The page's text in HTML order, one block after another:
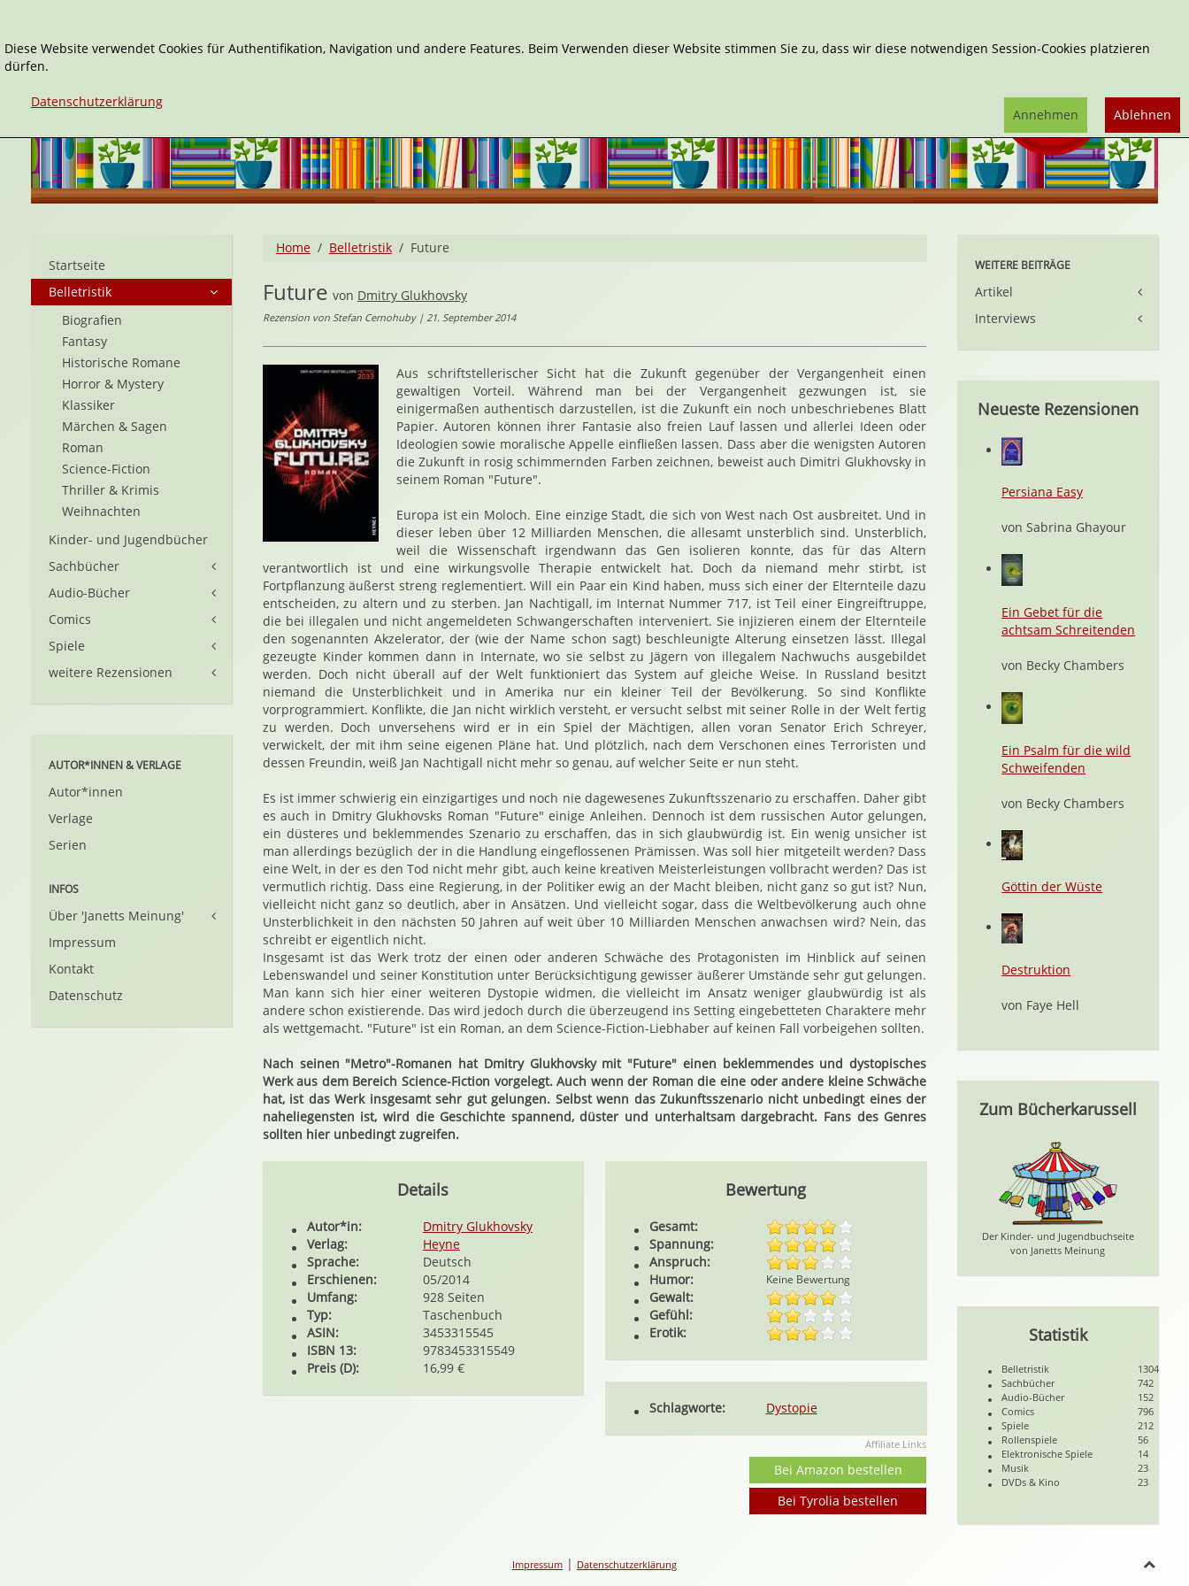
Home Belletristik Future
Future von Dmitry Glukhovsky
Rezension von Stefan Cernohuby | 21. September 2014
Aus schriftstellerischer Sicht hat die Zukunft gegenüber der Vergangenheit einen
gewaltigen Vorteil. Während man bei der Vergangenheit gezwungen ist, sie
einigermaßen authentisch darzustellen, ist die Zukunft ein noch unbeschriebenes Blatt
Papier. Autoren können ihrer Fantasie also freien Lauf lassen und allerlei Ideen oder
Ideologien sowie moralische Appelle einfließen lassen. Dass aber die wenigsten Autoren
die Zukunft in rosig schimmernden Farben zeichnen, beweist auch Dimitri Glukhovsky in
seinem Roman "Future".
Europa ist ein Moloch. Eine einzige Stadt, die sich von West nach Ost ausbreitet. Und in
dieser leben über 12 Milliarden Menschen, die allesamt unsterblich sind. Unsterblich,
weil die Wissenschaft irgendwann das Gen isolieren konnte, das für das Altern
verantwortlich ist und eine wirkungsvolle Therapie entwickelt hat. Doch da niemand mehr stirbt, ist
Fortpflanzung äußerst streng reglementiert. Will ein Paar ein Kind haben, muss sich einer der Elternteile dazu
entscheiden, zu altern und zu sterben. Jan Nachtigall, im Internat Nummer 717, ist Teil einer Eingreiftruppe,
die bei illegalen und nicht angemeldeten Schwangerschaften interveniert. Sie injizieren einem der Elternteile
den sogenannten Akzelerator, der (wie der Name schon sagt) beschleunigte Alterung einsetzen lässt. Illegal
gezeugte Kinder kommen dann in Internate, wo sie selbst zu Jägern von illegalem Nachwuchs ausgebildet
werden. Doch nicht überall auf der Welt funktioniert das System auf gleiche Weise. In Russland besitzt
niemand die Unsterblichkeit und in Amerika nur ein kleiner Teil der Bevölkerung. So sind Konflikte
vorprogrammiert. Konflikte, die Jan nicht wirklich versteht, er versucht selbst mit seiner Rolle in der Welt fertig
zu werden. Doch unversehens wird er in ein Spiel der Mächtigen, allen voran Senator Erich Schreyer,
verwickelt, der mit ihm seine eigenen Pläne hat. Und plötzlich, nach dem Verschonen eines Terroristen und
dessen Freundin, weiß Jan Nachtigall nicht mehr so genau, auf welcher Seite er nun steht.
Es ist immer schwierig ein einzigartiges und noch nie dagewesenes Zukunftsszenario zu erschaffen. Daher gibt
es auch in Dmitry Glukhovsks Roman "Future" einige Anleihen. Dennoch ist dem russischen Autor gelungen,
ein düsteres und beklemmendes Szenario zu erschaffen, das in sich glaubwürdig ist. Ein wenig unsicher ist
man allerdings bezüglich der in die Handlung eingeflossenen Prämissen. Was soll hier mitgeteilt werden? Dass
eine Welt, in der es den Tod nicht mehr gibt, auch keine kreativen Meisterleistungen vollbracht werden? Das ist
vermutlich richtig. Dass eine Regierung, in der Politiker ewig an der Macht bleiben, nicht ganz so gut ist? Nun,
vielleicht nicht ganz so deutlich, aber in Ansätzen. Und vielleicht sogar, dass die Weltbevölkerung auch ohne
Unsterblichkeit in den nächsten 50 Jahren auf weit über 10 Milliarden Menschen anwachsen wird? Nein, das
schreibt er eigentlich nicht.
Insgesamt ist das Werk trotz der einen oder anderen Schwäche des Protagonisten im Hinblick auf seinen
Lebenswandel und seiner Konstitution unter Berücksichtigung gewisser äußerer Umstände sehr gut gelungen.
Man kann sich hier einer weiteren Dystopie widmen, die vielleicht im Ansatz weniger glaubwürdig ist als
andere schon existierende. Das wird jedoch durch die überzeugend ins Setting eingebetteten Charaktere mehr
als wettgemacht. "Future" ist ein Roman, an dem Science-Fiction-Liebhaber auf keinen Fall vorbeigehen sollten.
Nach seinen "Metro"-Romanen hat Dmitry Glukhovsky mit "Future" einen beklemmendes und dystopisches
Werk aus dem Bereich Science-Fiction vorgelegt. Auch wenn der Roman die eine oder andere kleine Schwäche
hat, ist das Werk insgesamt sehr gut gelungen. Selbst wenn das Zukunftsszenario nicht unbedingt eines der
naheliegensten ist, wird die Geschichte spannend, düster und unterhaltsam dargebracht. Fans des Genres
sollten hier unbedingt zugreifen.
Details
Autor*in:
Dmitry Glukhovsky
Verlag:
Heyne
Sprache:
Deutsch
Erschienen:
05/2014
Umfang:
928 Seiten
Typ:
Taschenbuch
ASIN:
3453315545
ISBN 13:
9783453315549
Preis (D):
16,99 €
Bewertung
Gesamt:
Spannung:
Anspruch:
Humor:
Keine Bewertung
Gewalt:
Gefühl:
Erotik:
Schlagworte: Dystopie
Affiliate Links
Bei Amazon bestellen
Bei Tyrolia bestellen
Startseite
Belletristik
Biografien
Fantasy
Historische Romane
Horror & Mystery
Klassiker
Märchen & Sagen
Roman
Science-Fiction
Thriller & Krimis
Weihnachten
Kinder- und Jugendbücher
Sachbücher
Audio-Bücher
Comics
Spiele
weitere Rezensionen
AUTOR*INNEN & VERLAGE
Autor*innen
Verlage
Serien
INFOS
Über 'Janetts Meinung'
Impressum
Kontakt
Datenschutz
WEITERE BEITRÄGE
Artikel
Interviews
Neueste Rezensionen
Persiana Easy
von Sabrina Ghayour
Ein Gebet für die
achtsam Schreitenden
von Becky Chambers
Ein Psalm für die wild
Schweifenden
von Becky Chambers
Göttin der Wüste
Destruktion
von Faye Hell
Zum Bücherkarussell
Der Kinder- und Jugendbuchseite
von Janetts Meinung
Statistik
Belletristik
1304
Sachbücher
742
Audio-Bücher
152
Comics
796
Spiele
212
Rollenspiele
56
Elektronische Spiele
14
Musik
23
DVDs & Kino
23
Impressum | Datenschutzerklärung
Diese Website verwendet Cookies für Authentifikation, Navigation und andere Features. Beim Verwenden dieser Website stimmen Sie zu, dass wir diese notwendigen Session-Cookies platzieren
dürfen.
Datenschutzerklärung
Ablehnen
Annehmen